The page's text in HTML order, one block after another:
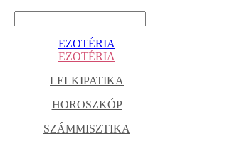
EZOTÉRIA
EZOTÉRIA
LELKIPATIKA
HOROSZKÓP
SZÁMMISZTIKA